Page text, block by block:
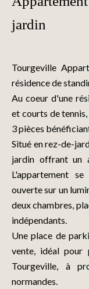
jardin
Tourgeville
résidence de
Au coeur d'une
et courts de
3 pièces
Situé en rez-de-
jardin offrant un
L'appartement
ouverte sur un
deux chambres,
indépendants.
Une place de
vente, idéal pour
Tourgeville, à
normandes.